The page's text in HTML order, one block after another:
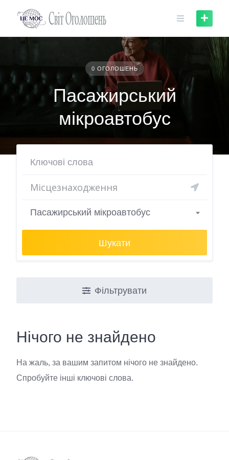
0 ОГОЛОШЕНЬ
Пасажирський
мікроавтобус
Пасажирський мікроавтобус
Шукати
Фільтрувати
Нічого не знайдено
На жаль, за вашим запитом нічого не знайдено.
Спробуйте інші ключові слова.